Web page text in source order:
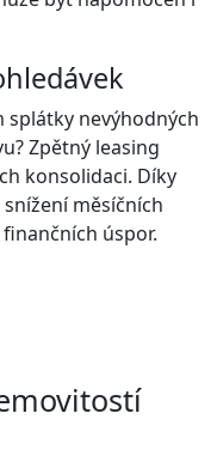
splátky nevýhodných
Zpětný leasing
konsolidaci. Díky
měsíčních
úspor.